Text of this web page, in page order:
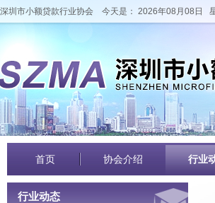
深圳市小额贷款行业协会 今天是： 2026年08月08日
首页 协会介绍 行业
行业动态